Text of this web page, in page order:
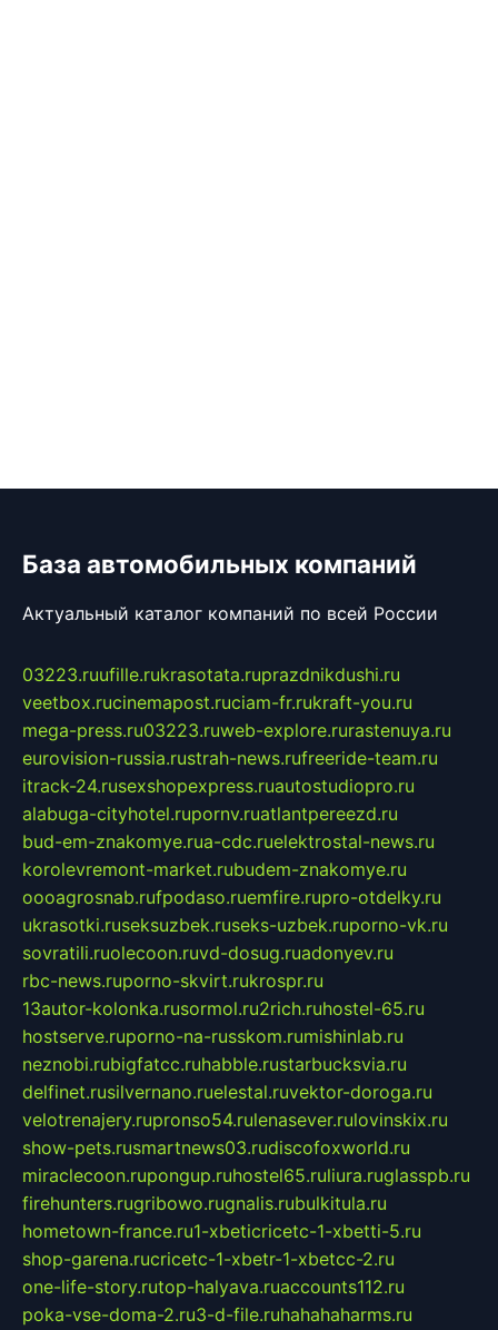
База автомобильных компаний
Актуальный каталог компаний по всей России
03223.ruufille.rukrasotata.ruprazdnikdushi.ru
veetbox.rucinemapost.ruciam-fr.rukraft-you.ru
mega-press.ru03223.ruweb-explore.rurastenuya.ru
eurovision-russia.rustrah-news.rufreeride-team.ru
itrack-24.rusexshopexpress.ruautostudiopro.ru
alabuga-cityhotel.rupornv.ruatlantpereezd.ru
bud-em-znakomye.rua-cdc.ruelektrostal-news.ru
korolevremont-market.rubudem-znakomye.ru
oooagrosnab.rufpodaso.ruemfire.rupro-otdelky.ru
ukrasotki.ruseksuzbek.ruseks-uzbek.ruporno-vk.ru
sovratili.ruolecoon.ruvd-dosug.ruadonyev.ru
rbc-news.ruporno-skvirt.rukrospr.ru
13autor-kolonka.rusormol.ru2rich.ruhostel-65.ru
hostserve.ruporno-na-russkom.rumishinlab.ru
neznobi.rubigfatcc.ruhabble.rustarbucksvia.ru
delfinet.rusilvernano.ruelestal.ruvektor-doroga.ru
velotrenajery.rupronso54.rulenasever.rulovinskix.ru
show-pets.rusmartnews03.rudiscofoxworld.ru
miraclecoon.rupongup.ruhostel65.ruliura.ruglasspb.ru
firehunters.rugribowo.rugnalis.rubulkitula.ru
hometown-france.ru1-xbeticricetc-1-xbetti-5.ru
shop-garena.rucricetc-1-xbetr-1-xbetcc-2.ru
one-life-story.rutop-halyava.ruaccounts112.ru
poka-vse-doma-2.ru3-d-file.ruhahahaharms.ru